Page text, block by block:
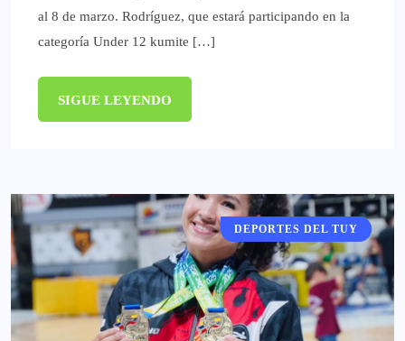
al 8 de marzo. Rodríguez, que estará participando en la
categoría Under 12 kumite […]
SIGUE LEYENDO
DEPORTES
DEPORTES DEL TUY